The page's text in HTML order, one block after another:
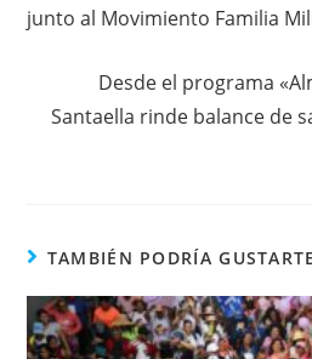
junto al Movimiento Familia
Desde el programa
Santaella rinde balance de
TAMBIÉN PODRÍA GUSTARTE